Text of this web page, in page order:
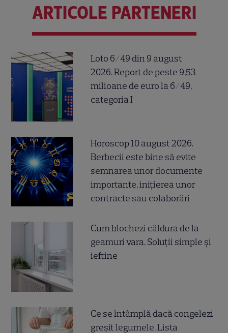
ARTICOLE PARTENERI
Loto 6/49 din 9 august
2026. Report de peste 9,53
milioane de euro la 6/49,
categoria I
Horoscop 10 august 2026.
Berbecii este bine să evite
semnarea unor documente
importante, inițierea unor
contracte sau colaborări
Cum blochezi căldura de la
geamuri vara. Soluții simple și
ieftine
Ce se întâmplă dacă congelezi
greșit legumele. Lista